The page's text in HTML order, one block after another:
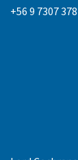
+56 9 7307